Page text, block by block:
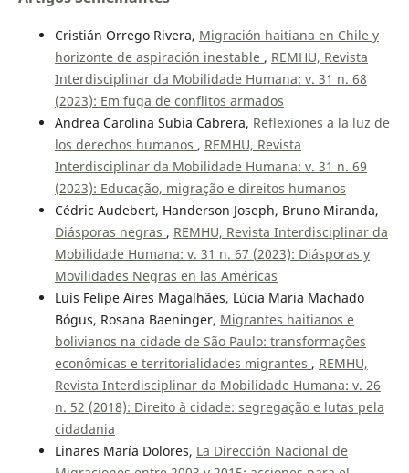
Cristián Orrego Rivera, Migración haitiana en Chile y
horizonte de aspiración inestable , REMHU, Revista
Interdisciplinar da Mobilidade Humana: v. 31 n. 68
(2023): Em fuga de conflitos armados
Andrea Carolina Subía Cabrera, Reflexiones a la luz de
los derechos humanos , REMHU, Revista
Interdisciplinar da Mobilidade Humana: v. 31 n. 69
(2023): Educação, migração e direitos humanos
Cédric Audebert, Handerson Joseph, Bruno Miranda,
Diásporas negras , REMHU, Revista Interdisciplinar da
Mobilidade Humana: v. 31 n. 67 (2023): Diásporas y
Movilidades Negras en las Américas
Luís Felipe Aires Magalhães, Lúcia Maria Machado
Bógus, Rosana Baeninger, Migrantes haitianos e
bolivianos na cidade de São Paulo: transformações
econômicas e territorialidades migrantes , REMHU,
Revista Interdisciplinar da Mobilidade Humana: v. 26
n. 52 (2018): Direito à cidade: segregação e lutas pela
cidadania
Linares María Dolores, La Dirección Nacional de